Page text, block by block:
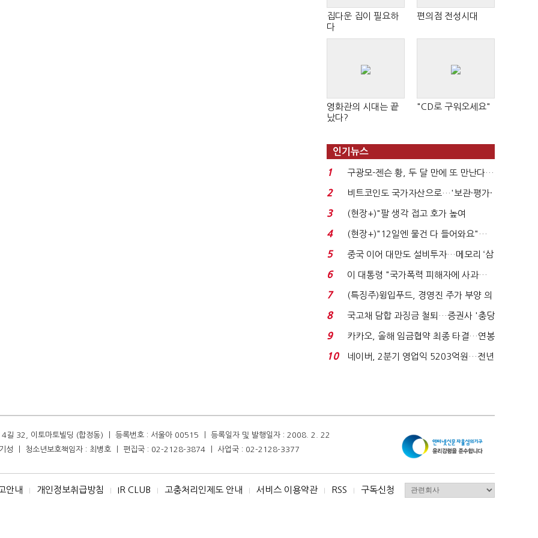
집다운 집이 필요하
다
편의점 전성시대
영화관의 시대는 끝
났다?
"CD로 구워오세요"
인기뉴스
1
구광모-젠슨 황, 두 달 만에 또 만난다…
로봇·AI 등 논...
2
비트코인도 국가자산으로…'보관·평가·
처분' 기준은 ...
3
(현장+)"팔 생각 접고 호가 높여
요"…'덜 똘똘한 한 채' 20...
4
(현장+)"12일엔 물건 다 들어와요"…
빈 매대 채우며 문 연 ...
5
중국 이어 대만도 설비투자…메모리 ‘삼
국전쟁’
6
이 대통령 "국가폭력 피해자에 사과…
적극적 조사로 진...
7
(특징주)윙입푸드, 경영진 주가 부양 의
지에 상한가...
8
국고채 담합 과징금 철퇴…증권사 '충당
금 폭탄' 우려...
9
카카오, 올해 임금협약 최종 타결…연봉
6.3% 인상·격려...
10
네이버, 2분기 영업익 5203억원…전년
4길 32, 이토마토빌딩 (합정동) ㅣ 등록번호 : 서울아 00515 ㅣ 등록일자 및 발행일자 : 2008. 2. 22
기성 ㅣ 청소년보호책임자 : 최병호 ㅣ 편집국 : 02-2128-3874 ㅣ 사업국 : 02-2128-3377
안내 I 개인정보취급방침 I IR CLUB I 고충처리인제도 안내 I 서비스 이용약관 I RSS I 구독신청